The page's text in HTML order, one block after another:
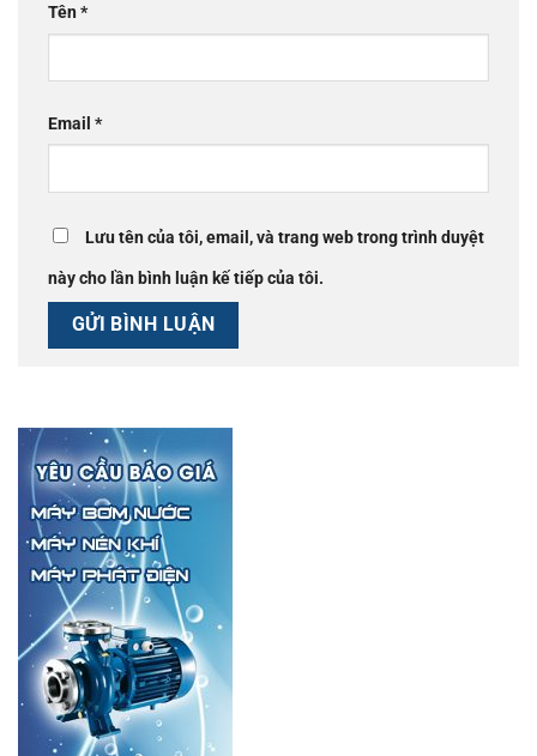
Tên*
Email *
Lưu tên của tôi, email, và trang web trong trình duyệt
này cho lần bình luận kế tiếp của tôi.